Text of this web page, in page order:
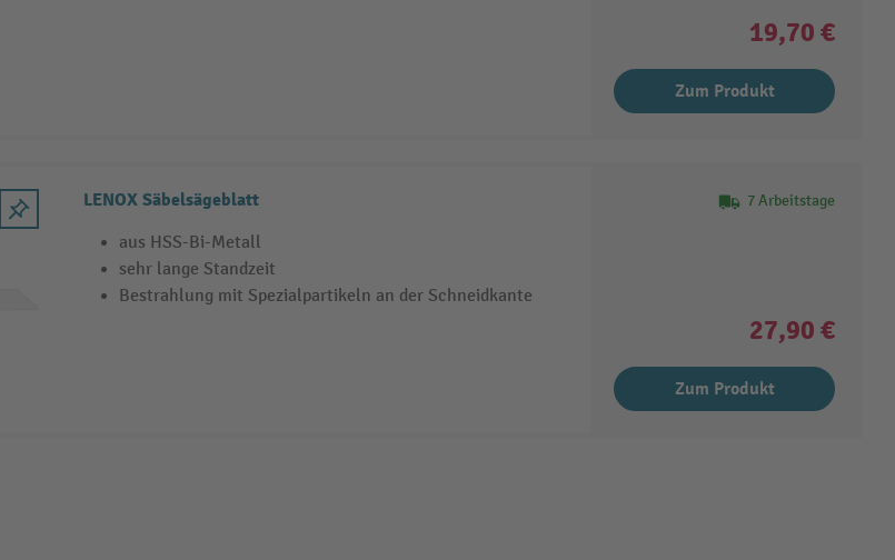
19,70 €
Zum Produkt
LENOX Säbelsägeblatt
aus HSS-Bi-Metall
sehr lange Standzeit
Bestrahlung mit Spezialpartikeln an der Schneidkante
7 Arbeitstage
27,90 €
Zum Produkt